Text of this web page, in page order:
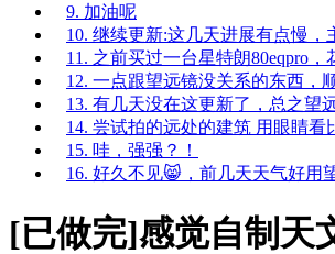
9. 加油呢
10. 继续更新:这几天进展有点慢，
11. 之前买过一台星特朗80eqpro，
12. 一点跟望远镜没关系的东西，
13. 有几天没在这更新了，总之望
14. 尝试拍的远处的建筑 用眼睛看
15. 哇，强强？！
16. 好久不见😸，前几天天气好用
[已做完]感觉自制天